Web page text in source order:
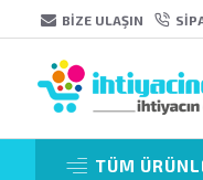
BIZE ULAŞIN
TÜM